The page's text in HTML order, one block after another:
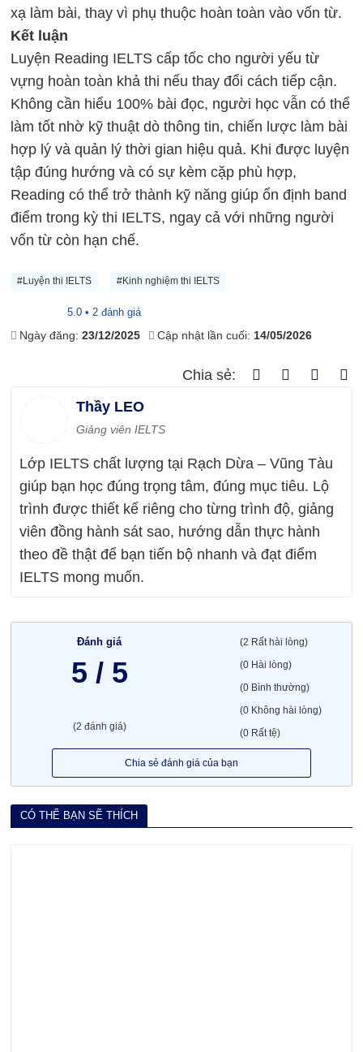
xạ làm bài, thay vì phụ thuộc hoàn toàn vào vốn từ.
Kết luận
Luyện Reading IELTS cấp tốc cho người yếu từ
vựng hoàn toàn khả thi nếu thay đổi cách tiếp cận.
Không cần hiểu 100% bài đọc, người học vẫn có thể
làm tốt nhờ kỹ thuật dò thông tin, chiến lược làm bài
hợp lý và quản lý thời gian hiệu quả. Khi được luyện
tập đúng hướng và có sự kèm cặp phù hợp,
Reading có thể trở thành kỹ năng giúp ổn định band
điểm trong kỳ thi IELTS, ngay cả với những người
vốn từ còn hạn chế.
#Luyện thi IELTS #Kinh nghiệm thi IELTS
5.0 • 2 đánh giá
Ngày đăng:23/12/2025 Cập nhật lần cuối: 14/05/2026
Chia sẻ:
Thầy LEO
Giảng viên IELTS
Lớp IELTS chất lượng tại Rạch Dừa – Vũng Tàu
giúp bạn học đúng trọng tâm, đúng mục tiêu. Lộ
trình được thiết kế riêng cho từng trình độ, giảng
viên đồng hành sát sao, hướng dẫn thực hành
theo đề thật để bạn tiến bộ nhanh và đạt điểm
IELTS mong muốn.
Đánh giá
5 / 5
(2 đánh giá)
(2 Rất hài lòng)
(0 Hài lòng)
(0 Bình thường)
(0 Không hài lòng)
(0 Rất tệ)
Chia sẻ đánh giá của bạn
CÓ THỂ BẠN SẼ THÍCH